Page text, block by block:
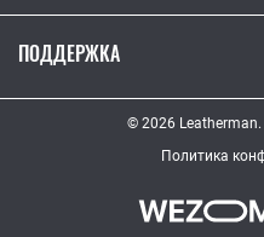
ПОДДЕРЖКА
© 2026
Политика